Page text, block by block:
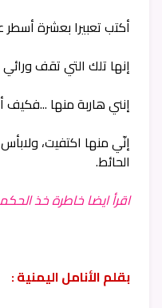
أكتب تعبيرا بعشرة
إنها تلك التي تقف
إنني هاربة منها ...فكيف
إنّي منها اكتفيت،
الحائط.
اقرأ ايضا خاطرة خذ
بقلم الأنامل اليمنية :